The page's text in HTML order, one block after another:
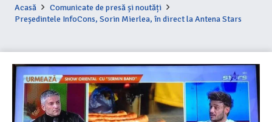
Acasă
Comunicate de presă și noutăți
Președintele InfoCons, Sorin Mierlea, în direct la Antena Stars